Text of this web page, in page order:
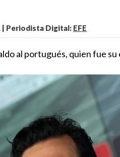
| Periodista Digital: EFE
al portugués, quien fue